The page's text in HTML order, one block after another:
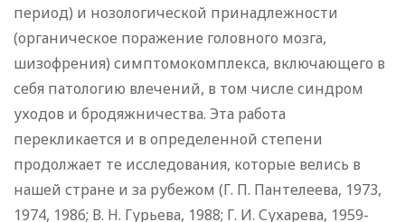
период) и нозологической принадлежности
(органическое поражение головного мозга,
шизофрения) симптомокомплекса, включающего в
себя патологию влечений, в том числе синдром
уходов и бродяжничества. Эта работа
перекликается и в определенной степени
продолжает те исследования, которые велись в
нашей стране и за рубежом (Г. П. Пантелеева, 1973,
1974, 1986; В. Н. Гурьева, 1988; Г. И. Сухарева, 1959-